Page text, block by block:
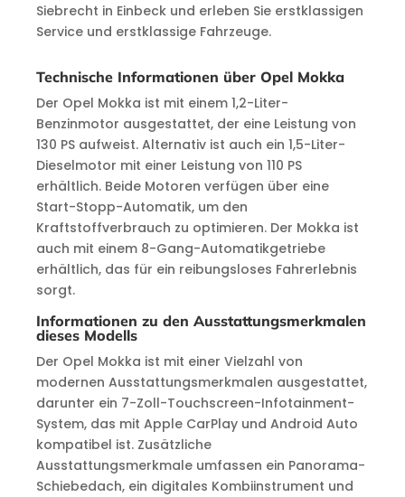
Siebrecht in Einbeck und erleben Sie erstklassigen
Service und erstklassige Fahrzeuge.
Technische Informationen über Opel Mokka
Der Opel Mokka ist mit einem 1,2-Liter-
Benzinmotor ausgestattet, der eine Leistung von
130 PS aufweist. Alternativ ist auch ein 1,5-Liter-
Dieselmotor mit einer Leistung von 110 PS
erhältlich. Beide Motoren verfügen über eine
Start-Stopp-Automatik, um den
Kraftstoffverbrauch zu optimieren. Der Mokka ist
auch mit einem 8-Gang-Automatikgetriebe
erhältlich, das für ein reibungsloses Fahrerlebnis
sorgt.
Informationen zu den Ausstattungsmerkmalen
dieses Modells
Der Opel Mokka ist mit einer Vielzahl von
modernen Ausstattungsmerkmalen ausgestattet,
darunter ein 7-Zoll-Touchscreen-Infotainment-
System, das mit Apple CarPlay und Android Auto
kompatibel ist. Zusätzliche
Ausstattungsmerkmale umfassen ein Panorama-
Schiebedach, ein digitales Kombiinstrument und